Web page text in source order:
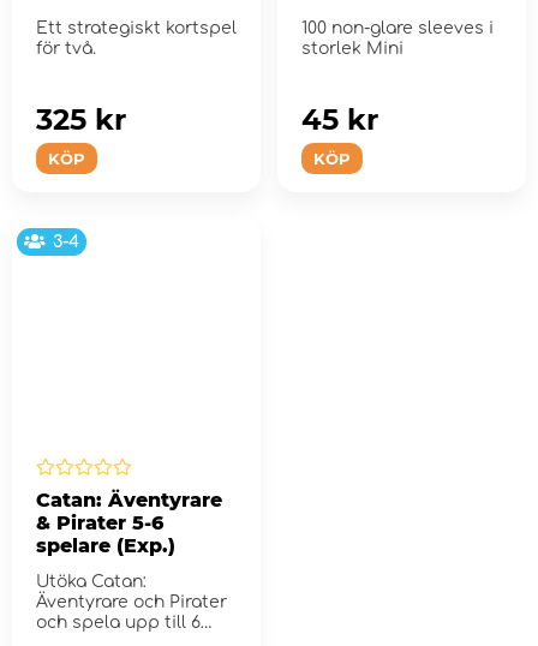
Ett strategiskt kortspel
för två.
KÖP
325 kr
100 non-glare sleeves i
storlek Mini
KÖP
45 kr
3-4
Catan: Äventyrare
& Pirater 5-6
spelare (Exp.)
Utöka Catan:
Äventyrare och Pirater
och spela upp till 6